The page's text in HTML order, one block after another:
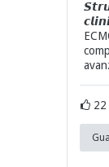
22